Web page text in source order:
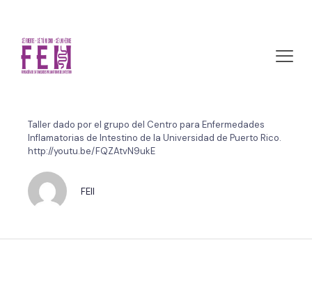
marzo 28, 2012 by FEII
IBD Epidemiology and
Taller dado por el grupo del Centro para Enfermedades
Inflamatorias de Intestino de la Universidad de Puerto Rico.
http://youtu.be/FQZAtvN9ukE
FEII